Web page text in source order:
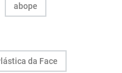
abope
da Face